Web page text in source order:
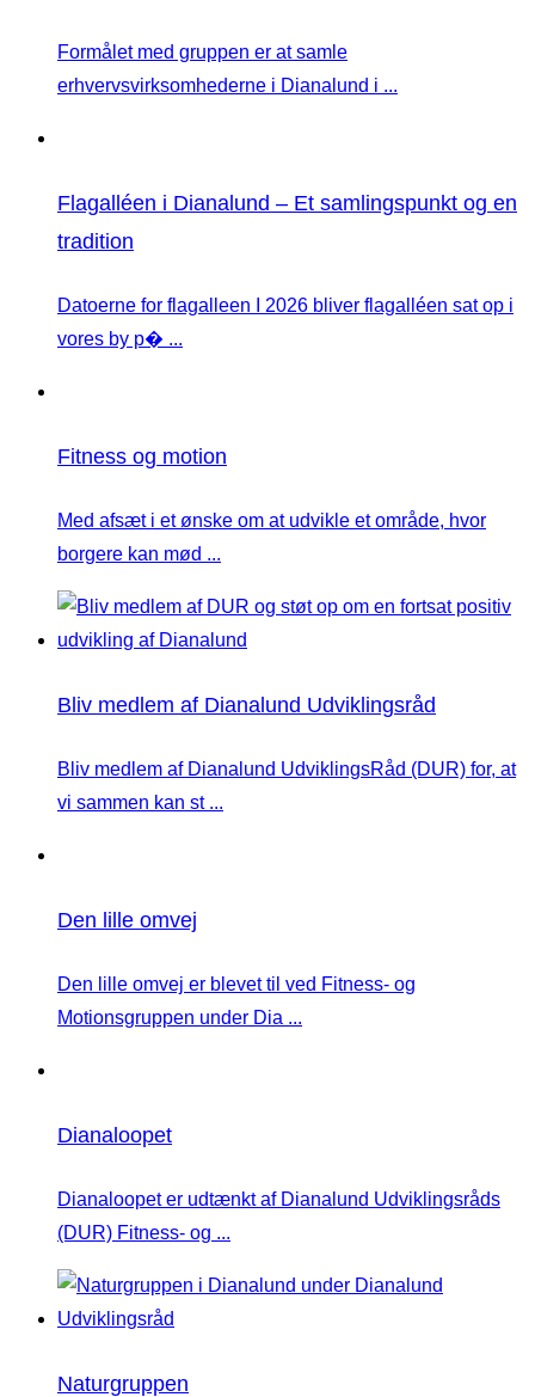
Formålet med gruppen er at samle
erhvervsvirksomhederne i Dianalund i ...
Flagalléen i Dianalund – Et samlingspunkt og en
tradition
Datoerne for flagalleen I 2026 bliver flagalléen sat op i
vores by p� ...
Fitness og motion
Med afsæt i et ønske om at udvikle et område, hvor
borgere kan mød ...
Bliv medlem af Dianalund Udviklingsråd
Bliv medlem af Dianalund UdviklingsRåd (DUR) for, at
vi sammen kan st ...
Den lille omvej
Den lille omvej er blevet til ved Fitness- og
Motionsgruppen under Dia ...
Dianaloopet
Dianaloopet er udtænkt af Dianalund Udviklingsråds
(DUR) Fitness- og ...
Naturgruppen